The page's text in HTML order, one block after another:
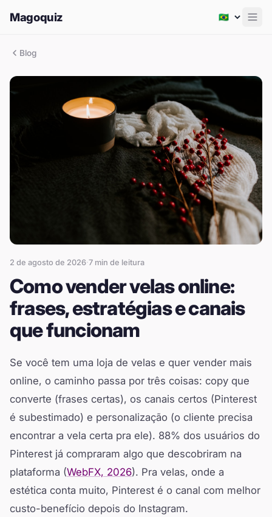
Magoquiz
Blog
2 de agosto de 2026·7 min de leitura
Como vender velas online:
frases, estratégias e canais
que funcionam
Se você tem uma loja de velas e quer vender mais
online, o caminho passa por três coisas: copy que
converte (frases certas), os canais certos (Pinterest
é subestimado) e personalização (o cliente precisa
encontrar a vela certa pra ele). 88% dos usuários do
Pinterest já compraram algo que descobriram na
plataforma (WebFX, 2026). Pra velas, onde a
estética conta muito, Pinterest é o canal com melhor
custo-benefício depois do Instagram.